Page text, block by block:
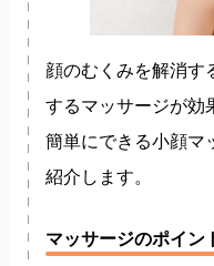
顔のむくみを解消す
するマッサージが効
簡単にできる小顔マ
紹介します。
マッサージのポイン